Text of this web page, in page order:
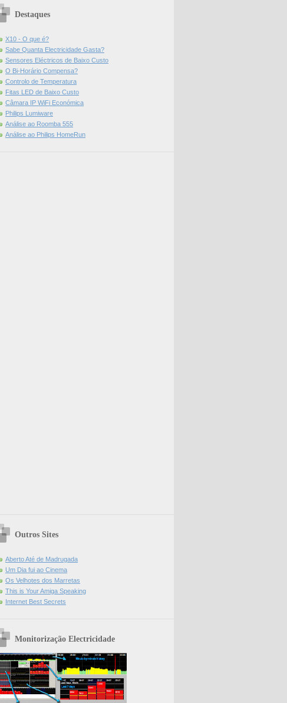
Destaques
X10 - O que é?
Sabe Quanta Electricidade Gasta?
Sensores Eléctricos de Baixo Custo
O Bi-Horário Compensa?
Controlo de Temperatura
Fitas LED de Baixo Custo
Câmara IP WiFi Económica
Philips Lumiware
Análise ao Roomba 555
Análise ao Philips HomeRun
Outros Sites
Aberto Até de Madrugada
Um Dia fui ao Cinema
Os Velhotes dos Marretas
This is Your Amiga Speaking
Internet Best Secrets
Monitorização Electricidade